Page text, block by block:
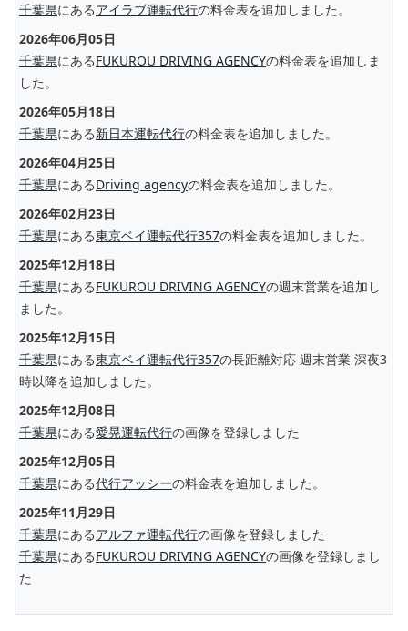
千葉県にあるアイラブ運転代行の料金表を追加しました。
2026年06月05日
千葉県にあるFUKUROU DRIVING AGENCYの料金表を追加しま
した。
2026年05月18日
千葉県にある新日本運転代行の料金表を追加しました。
2026年04月25日
千葉県にあるDriving agencyの料金表を追加しました。
2026年02月23日
千葉県にある東京ベイ運転代行357の料金表を追加しました。
2025年12月18日
千葉県にあるFUKUROU DRIVING AGENCYの週末営業を追加し
ました。
2025年12月15日
千葉県にある東京ベイ運転代行357の長距離対応 週末営業 深夜3
時以降を追加しました。
2025年12月08日
千葉県にある愛晃運転代行の画像を登録しました
2025年12月05日
千葉県にある代行アッシーの料金表を追加しました。
2025年11月29日
千葉県にあるアルファ運転代行の画像を登録しました
千葉県にあるFUKUROU DRIVING AGENCYの画像を登録しまし
た